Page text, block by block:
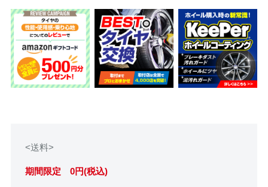
<送料>
期間限定 0円(税込)